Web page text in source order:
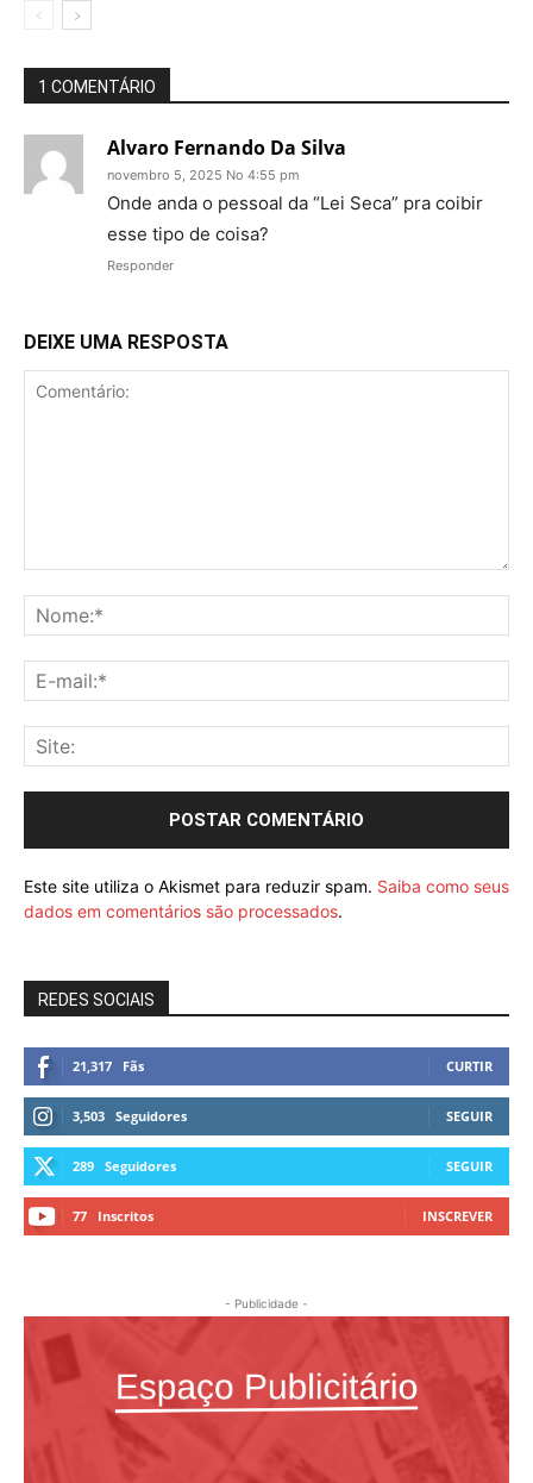
1 COMENTÁRIO
Alvaro Fernando Da Silva
novembro 5, 2025 No 4:55 pm
Onde anda o pessoal da “Lei Seca” pra coibir
esse tipo de coisa?
Responder
DEIXE UMA RESPOSTA
Este site utiliza o Akismet para reduzir spam. Saiba como seus
dados em comentários são processados.
REDES SOCIAIS
21,317 Fãs CURTIR
3,503 Seguidores SEGUIR
289 Seguidores SEGUIR
77 Inscritos INSCREVER
- Publicidade -